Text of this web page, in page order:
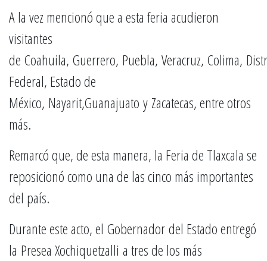
A la vez mencionó que a esta feria acudieron
visitantes
de Coahuila, Guerrero, Puebla, Veracruz, Colima,
Federal, Estado de
México, Nayarit,Guanajuato y Zacatecas, entre otros
más.
Remarcó que, de esta manera, la Feria de Tlaxcala se
reposicionó como una de las cinco más importantes
del país.
Durante este acto, el Gobernador del Estado entregó
la Presea Xochiquetzalli a tres de los más